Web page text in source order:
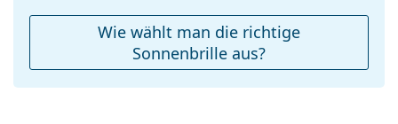
Reinigungstuch:
Ja
Wie wählt man die richtige
Sonnenbrille aus?